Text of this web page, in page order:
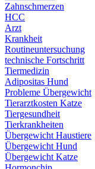
Zahnschmerzen
HCC
Arzt
Krankheit
Routineuntersuchung
technische Fortschritt
Tiermedizin
Adipositas Hund
Probleme Übergewicht
Tierarztkosten Katze
Tiergesundheit
Tierkrankheiten
Übergewicht Haustiere
Übergewicht Hund
Übergewicht Katze